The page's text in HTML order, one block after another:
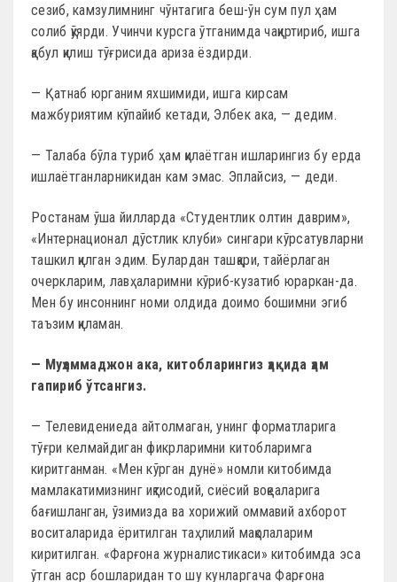
сезиб, камзулимнинг чўнтагига беш-ўн сум пул ҳам
солиб қўярди. Учинчи курсга ўтганимда чақиртириб, ишга
қабул қилиш тўғрисида ариза ёздирди.
— Қатнаб юрганим яхшимиди, ишга кирсам
мажбуриятим кўпайиб кетади, Элбек ака, — дедим.
— Талаба бўла туриб ҳам қилаётган ишларингиз бу ерда
ишлаётганларникидан кам эмас. Эплайсиз, — деди.
Ростанам ўша йилларда «Студентлик олтин даврим»,
«Интернационал дўстлик клуби» сингари кўрсатувларни
ташкил қилган эдим. Булардан ташқари, тайёрлаган
очерк­ларим, лавҳаларимни кўриб-кузатиб юраркан-да.
Мен бу инсоннинг номи олдида доимо бошимни эгиб
таъзим қиламан.
— Муҳаммаджон ака, китобларингиз ҳақида ҳам
гапириб ўтсангиз.
— Телевидениеда айтолмаган, унинг форматларига
тўғри келмайдиган фикрларимни китобларимга
киритганман. «Мен кўрган дунё» номли китобимда
мамлакатимизнинг иқтисодий, сиёсий воқеаларига
бағишланган, ўзимизда ва хорижий омма­вий ахборот
воситаларида ёритилган таҳлилий мақолаларим
киритилган. «Фар­ғона журналистикаси» китобимда эса
ўтган аср бошларидан то шу кунларгача Фарғона